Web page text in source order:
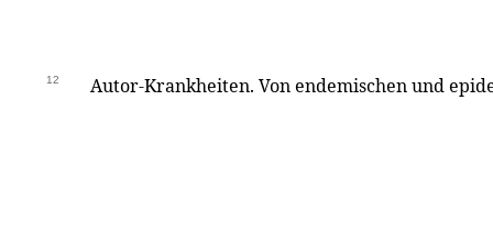
12 Autor-Krankheiten. Von endemischen und